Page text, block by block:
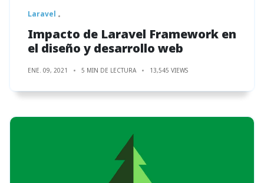
Laravel
Impacto de Laravel Framework en
el diseño y desarrollo web
ENE. 09, 2021 5 MIN DE LECTURA 13,545 VIEWS